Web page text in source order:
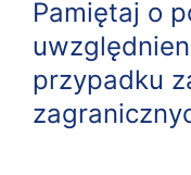
Pamiętaj o
przypadku